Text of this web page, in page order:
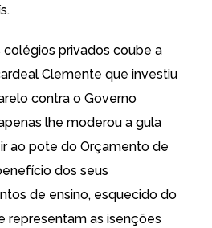
colégios privados coube a
Clemente que investiu
contra o Governo
lhe moderou a gula
ao pote do Orçamento de
dos seus
de ensino, esquecido do
representam as isenções